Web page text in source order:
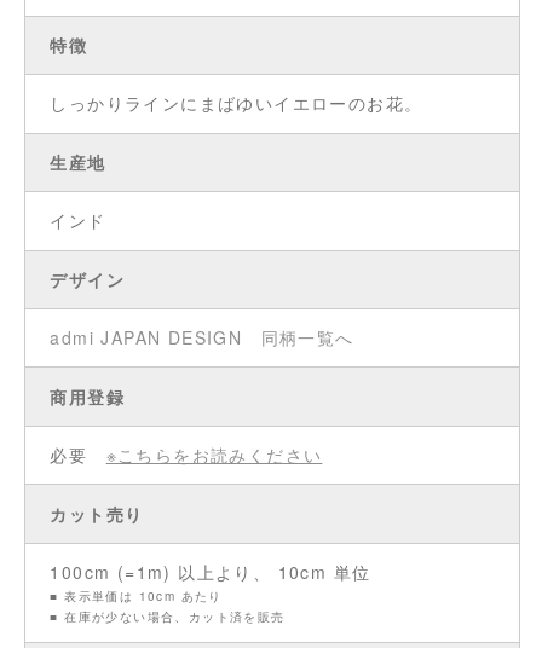
特徴
しっかりラインにまばゆいイエローのお花。
生産地
インド
デザイン
admi JAPAN DESIGN 同柄一覧へ
商用登録
必要 ※こちらをお読みください
カット売り
100cm (=1m) 以上より、 10cm 単位
■ 表示単価は 10cm あたり
■ 在庫が少ない場合、カット済を販売